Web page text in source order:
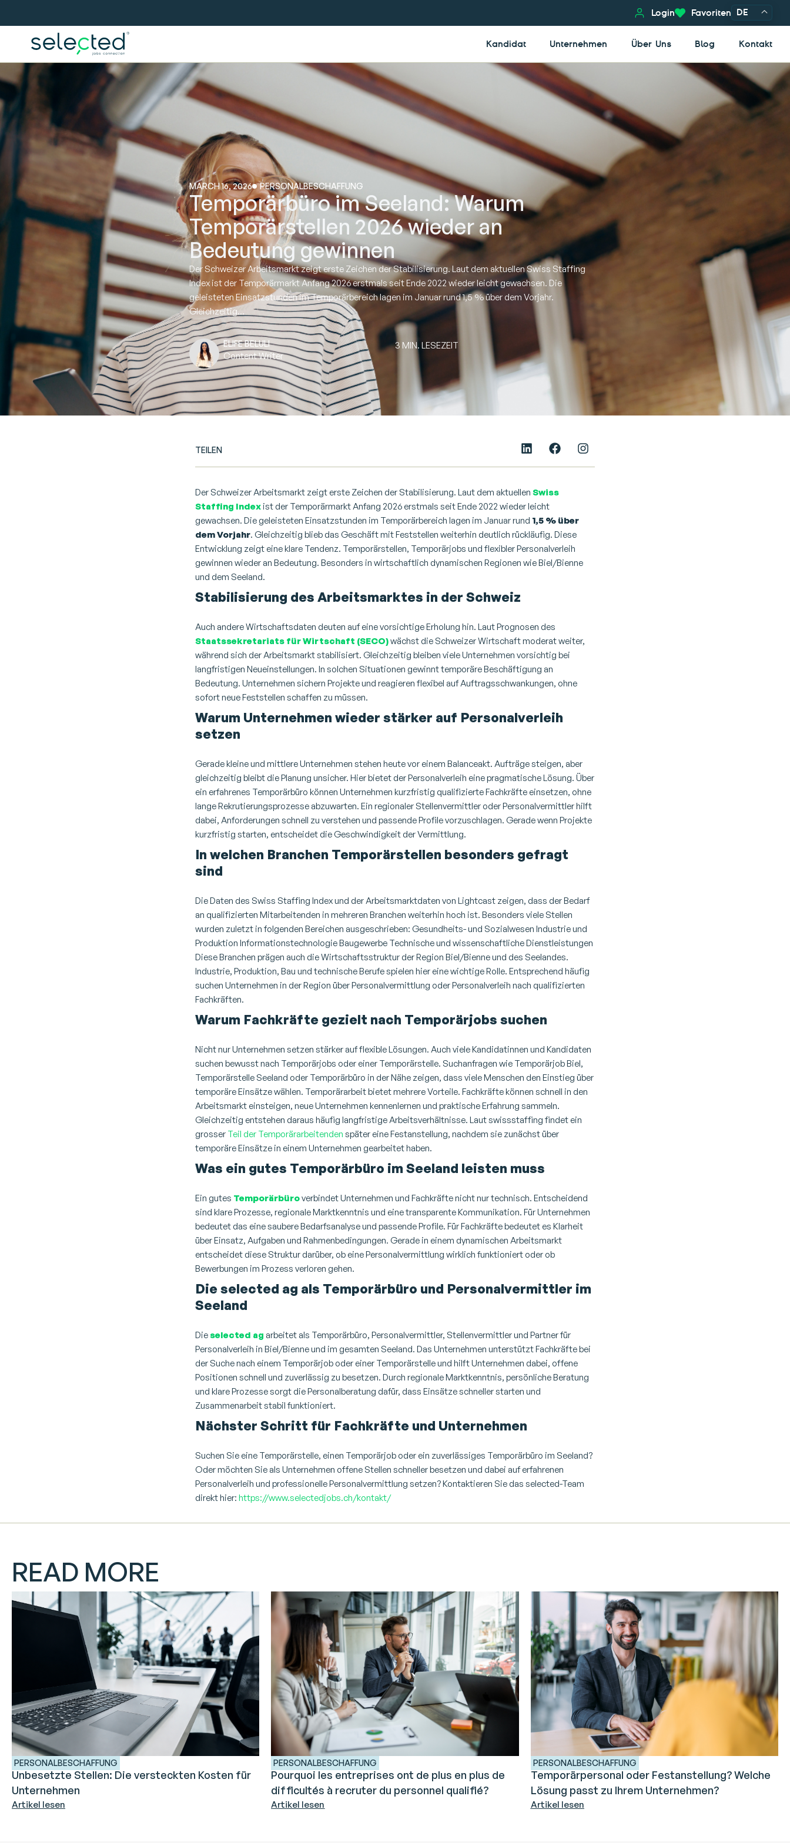
Login Favoriten DE
Kandidat Unternehmen Über Uns Blog Kontakt
MARCH 16, 2026 PERSONALBESCHAFFUNG
Temporärbüro im Seeland: Warum
Temporärstellen 2026 wieder an
Bedeutung gewinnen
Der Schweizer Arbeitsmarkt zeigt erste Zeichen der Stabilisierung. Laut dem aktuellen Swiss Staffing
Index ist der Temporärmarkt Anfang 2026 erstmals seit Ende 2022 wieder leicht gewachsen. Die
geleisteten Einsatzstunden im Temporärbereich lagen im Januar rund 1,5 % über dem Vorjahr.
Gleichzeitig...
ELIFE BELULI
Content Writer
3 MIN. LESEZEIT
TEILEN
Der Schweizer Arbeitsmarkt zeigt erste Zeichen der Stabilisierung. Laut dem aktuellen Swiss
Staffing Index ist der Temporärmarkt Anfang 2026 erstmals seit Ende 2022 wieder leicht
gewachsen. Die geleisteten Einsatzstunden im Temporärbereich lagen im Januar rund 1,5 % über
dem Vorjahr. Gleichzeitig blieb das Geschäft mit Feststellen weiterhin deutlich rückläufig. Diese
Entwicklung zeigt eine klare Tendenz. Temporärstellen, Temporärjobs und flexiblerPersonalverleih
gewinnen wieder an Bedeutung. Besonders in wirtschaftlich dynamischen Regionen wie Biel/Bienne
und dem Seeland.
Stabilisierung des Arbeitsmarktes in der Schweiz
Auch andere Wirtschaftsdaten deuten auf eine vorsichtige Erholung hin. Laut Prognosen des
Staatssekretariats für Wirtschaft (SECO)wächst die Schweizer Wirtschaft moderat weiter,
während sich der Arbeitsmarkt stabilisiert. Gleichzeitig bleiben viele Unternehmen vorsichtig bei
langfristigen Neueinstellungen. In solchen Situationen gewinnt temporäre Beschäftigung an
Bedeutung. Unternehmen sichern Projekte und reagieren flexibel auf Auftragsschwankungen, ohne
sofort neue Feststellen schaffen zu müssen.
Warum Unternehmen wieder stärker auf Personalverleih
setzen
Gerade kleine und mittlere Unternehmen stehen heute vor einem Balanceakt. Aufträge steigen, aber
gleichzeitig bleibt die Planung unsicher. Hier bietet derPersonalverleih eine pragmatische Lösung. Über
ein erfahrenes Temporärbüro können Unternehmen kurzfristig qualifizierte Fachkräfte einsetzen, ohne
lange Rekrutierungsprozesse abzuwarten. Ein regionaler Stellenvermittler oder Personalvermittlerhilft
dabei, Anforderungen schnell zu verstehen und passende Profile vorzuschlagen. Gerade wenn Projekte
kurzfristig starten, entscheidet die Geschwindigkeit der Vermittlung.
In welchen Branchen Temporärstellen besonders gefragt
sind
Die Daten des Swiss Staffing Index und der Arbeitsmarktdaten von Lightcast zeigen, dass der Bedarf
an qualifizierten Mitarbeitenden in mehreren Branchen weiterhin hoch ist. Besonders viele Stellen
wurden zuletzt in folgenden Bereichen ausgeschrieben: Gesundheits- und Sozialwesen Industrie und
Produktion InformationstechnologieBaugewerbe Technische und wissenschaftliche Dienstleistungen
Diese Branchen prägen auch die Wirtschaftsstruktur der Region Biel/Bienne und des Seelandes.
Industrie, Produktion, Bau und technische Berufe spielen hier eine wichtige Rolle. Entsprechend häufig
suchen Unternehmen in der Region überPersonalvermittlung oderPersonalverleih nach qualifizierten
Fachkräften.
Warum Fachkräfte gezielt nach Temporärjobs suchen
Nicht nur Unternehmen setzen stärker auf flexible Lösungen. Auch viele Kandidatinnen und Kandidaten
suchen bewusst nach Temporärjobs oder einer Temporärstelle. Suchanfragen wie Temporärjob Biel,
Temporärstelle Seeland oder Temporärbüro in der Nähe zeigen, dass viele Menschen den Einstieg über
temporäre Einsätze wählen. Temporärarbeit bietet mehrere Vorteile. Fachkräfte können schnell in den
Arbeitsmarkt einsteigen, neue Unternehmen kennenlernen und praktische Erfahrung sammeln.
Gleichzeitig entstehen daraus häufig langfristige Arbeitsverhältnisse. Laut swissstaffing findet ein
grosser Teil der Temporärarbeitenden später eine Festanstellung, nachdem sie zunächst über
temporäre Einsätze in einem Unternehmen gearbeitet haben.
Was ein gutes Temporärbüro im Seeland leisten muss
Ein gutes Temporärbüroverbindet Unternehmen und Fachkräfte nicht nur technisch. Entscheidend
sind klare Prozesse, regionale Marktkenntnis und eine transparente Kommunikation. Für Unternehmen
bedeutet das eine saubere Bedarfsanalyse und passende Profile. Für Fachkräfte bedeutet es Klarheit
über Einsatz, Aufgaben und Rahmenbedingungen. Gerade in einem dynamischen Arbeitsmarkt
entscheidet diese Struktur darüber, ob einePersonalvermittlung wirklich funktioniert oder ob
Bewerbungen im Prozess verloren gehen.
Die selected ag als Temporärbüro und Personalvermittler im
Seeland
Dieselected ag arbeitet als Temporärbüro, Personalvermittler, Stellenvermittler und Partner für
Personalverleih in Biel/Bienne und im gesamten Seeland. Das Unternehmen unterstützt Fachkräfte bei
der Suche nach einem Temporärjob oder einer Temporärstelleund hilft Unternehmen dabei, offene
Positionen schnell und zuverlässig zu besetzen. Durch regionale Marktkenntnis, persönliche Beratung
und klare Prozesse sorgt diePersonalberatung dafür, dass Einsätze schneller starten und
Zusammenarbeit stabil funktioniert.
Nächster Schritt für Fachkräfte und Unternehmen
Suchen Sie eine Temporärstelle, einen Temporärjob oder ein zuverlässiges Temporärbüro im Seeland?
Oder möchten Sie als Unternehmen offene Stellen schneller besetzen und dabei auf erfahrenen
Personalverleih und professionellePersonalvermittlung setzen?Kontaktieren Sie das selected-Team
direkt hier: https://www.selectedjobs.ch/kontakt/
READ MORE
PERSONALBESCHAFFUNG
Unbesetzte Stellen: Die versteckten Kosten für
Unternehmen
Artikel lesen
PERSONALBESCHAFFUNG
Pourquoi les entreprises ont de plus en plus de
difficultés à recruter du personnel qualifié?
Artikel lesen
PERSONALBESCHAFFUNG
Temporärpersonal oder Festanstellung? Welche
Lösung passt zu Ihrem Unternehmen?
Artikel lesen